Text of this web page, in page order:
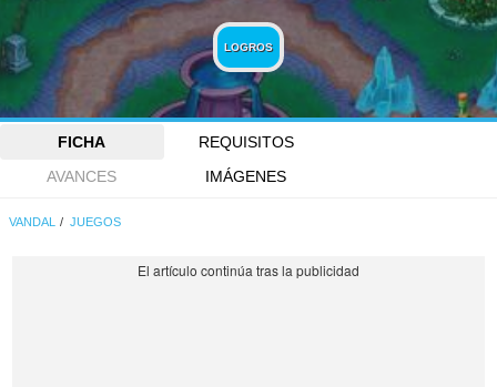
LOGROS
FICHA
REQUISITOS
AVANCES
IMÁGENES
VANDAL JUEGOS